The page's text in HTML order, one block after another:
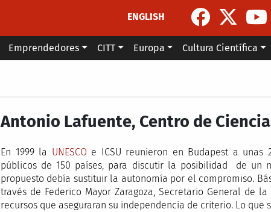
ENGLISH
Emprendedores CITT Europa Cultura Científica
Antonio Lafuente, Centro de
En 1999 la UNESCO e ICSU reunieron en Budapest a unas
públicos de 150 países, para discutir la posibilidad de
propuesto debía sustituir la autonomía por el compromiso.
través de Federico Mayor Zaragoza, Secretario General de
recursos que aseguraran su independencia de criterio. Lo